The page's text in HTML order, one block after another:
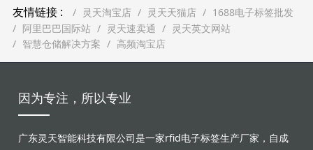
友情链接 : 灵天淘宝店 灵天天猫店
1688电子标签批发
阿里巴巴国际站
灵天速卖通
灵天英文网站
智慧仓储解决方案
高频淘宝店
因为专注，所以专业
广东灵天智能科技有限公司是一家rfid电子标签生产厂家，自成